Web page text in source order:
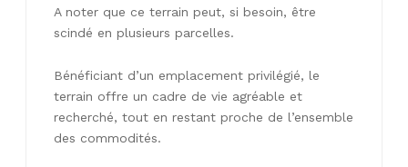
A noter que ce terrain peut, si besoin, être
scindé en plusieurs parcelles.
Bénéficiant d’un emplacement privilégié, le
terrain offre un cadre de vie agréable et
recherché, tout en restant proche de l’ensemble
des commodités.